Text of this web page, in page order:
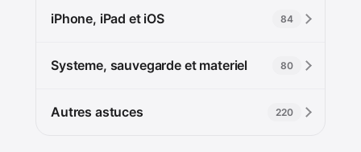
iPhone, iPad et iOS 84
Systeme, sauvegarde et materiel 80
Autres astuces 220